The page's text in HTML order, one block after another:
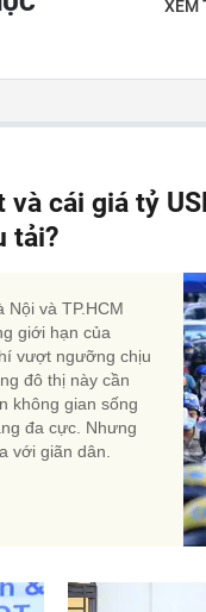
XEM
cái giá tỷ
tải?
và TP.HCM
giới hạn của
vượt ngưỡng chịu
đô thị này cần
không gian sống
đa cực. Nhưng
với giãn dân.